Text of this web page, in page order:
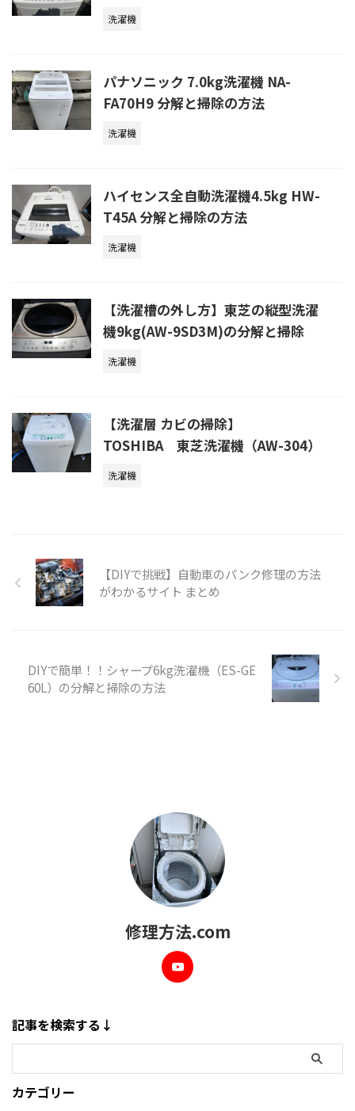
洗濯機
パナソニック 7.0kg洗濯機 NA-
FA70H9 分解と掃除の方法
洗濯機
ハイセンス全自動洗濯機4.5kg HW-
T45A 分解と掃除の方法
洗濯機
【洗濯槽の外し方】東芝の縦型洗濯
機9kg(AW-9SD3M)の分解と掃除
洗濯機
【洗濯層 カビの掃除】
TOSHIBA 東芝洗濯機（AW-304）
洗濯機
【DIYで挑戦】自動車のパンク修理の方法
がわかるサイト まとめ
DIYで簡単！！シャープ6kg洗濯機（ES-GE
60L）の分解と掃除の方法
修理方法.com
記事を検索する↓
カテゴリー